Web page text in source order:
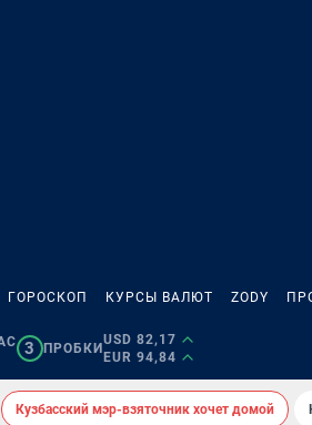
ГОРОСКОП КУРСЫ ВАЛЮТ ZODY
3 ПРОБКИ
USD 82,17
EUR 94,84
Кузбасский мэр-взяточник хочет домой